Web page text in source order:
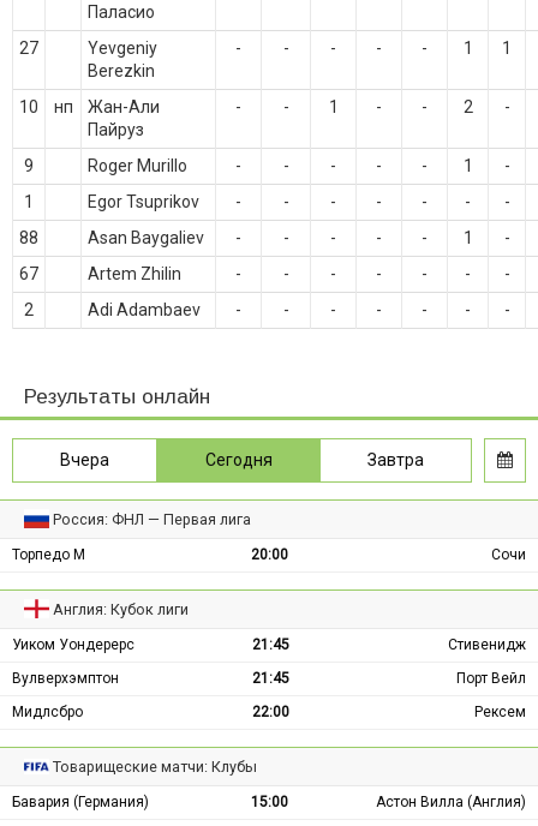
Паласио
27
Yevgeniy
Berezkin
- - - - - 1 1
10 нп
Жан-Али
Пайруз
- - 1 - - 2 -
9 Roger Murillo - - - - - 1
-
1
Egor Tsuprikov - - - - - -
-
88
Asan Baygaliev - - - - - 1
-
67
Artem Zhilin - - - - - -
-
2
Adi Adambaev - - - - - - -
Результаты онлайн
Вчера Сегодня Завтра
Россия: ФНЛ — Первая лига
Торпедо М 20:00 Сочи
Англия: Кубок лиги
Уиком Уондерерс 21:45
Стивенидж
Вулверхэмптон
21:45
Порт Вейл
Мидлсбро
22:00 Рексем
Товарищеские матчи: Клубы
Бавария (Германия) 15:00
Астон Вилла (Англия)